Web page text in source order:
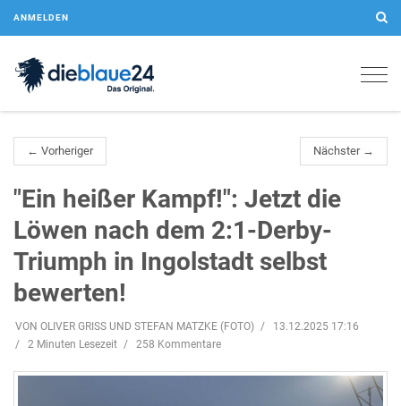
ANMELDEN
← Vorheriger Nächster →
"Ein heißer Kampf!": Jetzt die
Löwen nach dem 2:1-Derby-
Triumph in Ingolstadt selbst
bewerten!
VON OLIVER GRISS UND STEFAN MATZKE (FOTO)
13.12.2025 17:16
2 Minuten Lesezeit
258 Kommentare